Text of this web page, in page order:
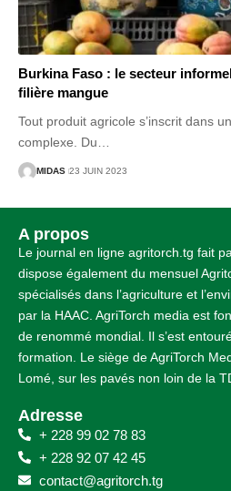
Burkina Faso : le secteur
filière mangue
Tout produit agricole s’inscrit dans
complexe. Du
MIDAS 23 JUIN 2023
A propos
Le journal en ligne agritorch.tg fait
dispose également du mensuel
spécialisés dans l’agriculture et
par la HAAC. AgriTorch media est
de renommé mondial. Il s’est
formation. Le siège de AgriTorch
Lomé, sur les pavés non loin de la
Adresse
+ 228 99 02 78 83
+ 228 92 07 42 45
contact@agritorch.tg